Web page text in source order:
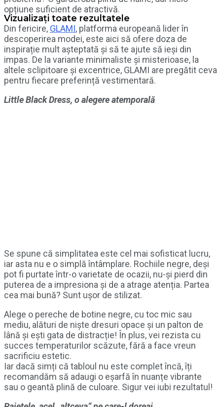
Vizualizați toate rezultatele
opțiune suficient de atractivă.
Din fericire, GLAMI, platforma europeană lider în
descoperirea modei, este aici să ofere doza de
inspirație mult așteptată și să te ajute să ieși din
impas. De la variante minimaliste și misterioase, la
altele sclipitoare și excentrice, GLAMI are pregătit ceva
pentru fiecare preferință vestimentară.
Little Black Dress, o alegere atemporală
Se spune că simplitatea este cel mai sofisticat lucru,
iar asta nu e o simplă întâmplare. Rochiile negre, deși
pot fi purtate într-o varietate de ocazii, nu-și pierd din
puterea de a impresiona și de a atrage atenția. Partea
cea mai bună? Sunt ușor de stilizat.
Alege o pereche de botine negre, cu toc mic sau
mediu, alături de niște dresuri opace și un palton de
lână și ești gata de distracție! În plus, vei rezista cu
succes temperaturilor scăzute, fără a face vreun
sacrificiu estetic.
Iar dacă simți că tabloul nu este complet încă, îți
recomandăm să adaugi o eșarfă în nuanțe vibrante
sau o geantă plină de culoare. Sigur vei iubi rezultatul!